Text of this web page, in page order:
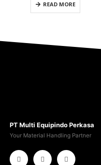
READ MORE
PT Multi Equipindo Perkasa
Your Material Handling Partner